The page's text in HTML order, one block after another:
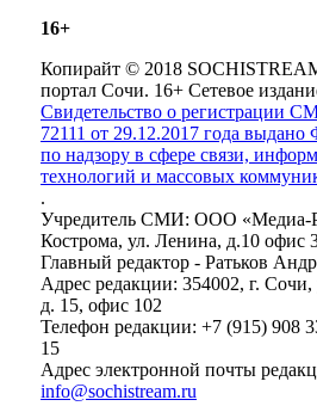
16+
Копирайт © 2018
портал Сочи. 16+ Сетевое
Свидетельство о
72111 от 29.12.2017 года
по надзору в сфере связи,
технологий и массовых
.
Учредитель СМИ: ООО «Медиа-
Кострома, ул. Ленина, д.10 офис
Главный редактор - Ратьков
Адрес редакции: 354002, г.
д. 15, офис 102
Телефон редакции: +7 (915) 908
15
Адрес электронной почты
info@sochistream.ru